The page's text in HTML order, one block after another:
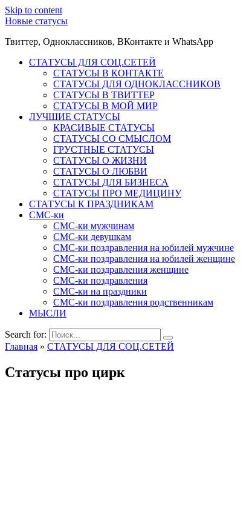
Skip to content
Новые статусы
Твиттер, Одноклассников, ВКонтакте и WhatsApp
СТАТУСЫ ДЛЯ СОЦ.СЕТЕЙ
СТАТУСЫ В КОНТАКТЕ
СТАТУСЫ ДЛЯ ОДНОКЛАССНИКОВ
СТАТУСЫ В ТВИТТЕР
СТАТУСЫ В МОЙ МИР
ЛУЧШИЕ СТАТУСЫ
КРАСИВЫЕ СТАТУСЫ
СТАТУСЫ СО СМЫСЛОМ
ГРУСТНЫЕ СТАТУСЫ
СТАТУСЫ О ЖИЗНИ
СТАТУСЫ О ЛЮБВИ
СТАТУСЫ ДЛЯ БИЗНЕСА
СТАТУСЫ ПРО МЕДИЦИНУ
СТАТУСЫ К ПРАЗДНИКАМ
СМС-ки
СМС-ки мужчинам
СМС-ки девушкам
СМС-ки поздравления на юбилей мужчине
СМС-ки поздравления на юбилей женщине
СМС-ки поздравления женщине
СМС-ки поздравления
СМС-ки на праздники
СМС-ки поздравления родственникам
МЫСЛИ
Search for:
Главная » СТАТУСЫ ДЛЯ СОЦ.СЕТЕЙ
Статусы про цирк